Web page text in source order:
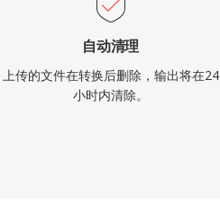
自动清理
上传的文件在转换后删除，输出将在24
小时内清除。